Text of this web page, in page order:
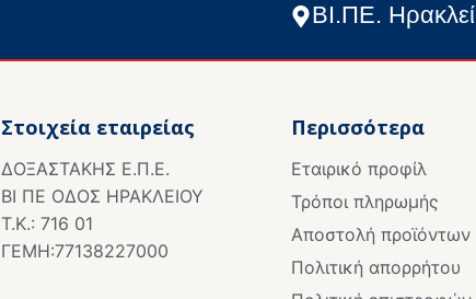
ΒΙ.ΠΕ.
Στοιχεία εταιρείας
ΔΟΞΑΣΤΑΚΗΣ Ε.Π.Ε.
ΒΙ ΠΕ ΟΔΟΣ ΗΡΑΚΛΕΙΟΥ
Τ.Κ.: 716 01
ΓΕΜΗ:77138227000
Περισσότερα
Εταιρικό προφίλ
Τρόποι πληρωμής
Αποστολή προϊόντων
Πολιτική απορρήτου